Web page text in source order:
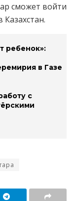
сможет войти
ребенок»:
в Газе
с